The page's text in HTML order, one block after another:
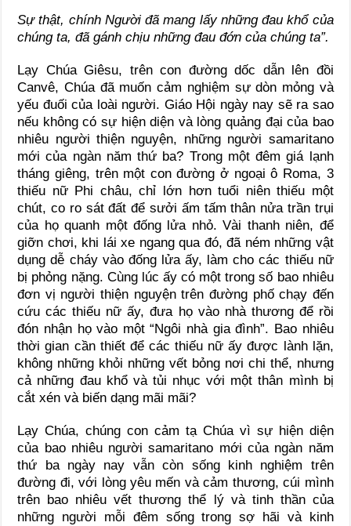
Sự thật, chính Người đã mang lấy những đau khổ của
chúng ta, đã gánh chịu những đau đớn của chúng ta”.
Lạy Chúa Giêsu, trên con đường dốc dẫn lên đồi
Canvê, Chúa đã muốn cảm nghiệm sự dòn mỏng và
yếu đuối của loài người. Giáo Hội ngày nay sẽ ra sao
nếu không có sự hiện diện và lòng quảng đại của bao
nhiêu người thiện nguyện, những người samaritano
mới của ngàn năm thứ ba? Trong một đêm giá lạnh
tháng giêng, trên một con đường ở ngoại ô Roma, 3
thiếu nữ Phi châu, chỉ lớn hơn tuổi niên thiếu một
chút, co ro sát đất để sưởi ấm tấm thân nửa trần trụi
của họ quanh một đống lửa nhỏ. Vài thanh niên, để
giỡn chơi, khi lái xe ngang qua đó, đã ném những vật
dụng dễ cháy vào đống lửa ấy, làm cho các thiếu nữ
bị phỏng nặng. Cùng lúc ấy có một trong số bao nhiêu
đơn vị người thiện nguyện trên đường phố chạy đến
cứu các thiếu nữ ấy, đưa họ vào nhà thương để rồi
đón nhận họ vào một “Ngôi nhà gia đình”. Bao nhiêu
thời gian cần thiết để các thiếu nữ ấy được lành lặn,
không những khỏi những vết bỏng nơi chi thể, nhưng
cả những đau khổ và tủi nhục với một thân mình bị
cắt xén và biến dạng mãi mãi?
Lạy Chúa, chúng con cảm tạ Chúa vì sự hiện diện
của bao nhiêu người samaritano mới của ngàn năm
thứ ba ngày nay vẫn còn sống kinh nghiệm trên
đường đi, với lòng yêu mến và cảm thương, cúi mình
trên bao nhiêu vết thương thể lý và tinh thần của
những người mỗi đêm sống trong sợ hãi và kinh